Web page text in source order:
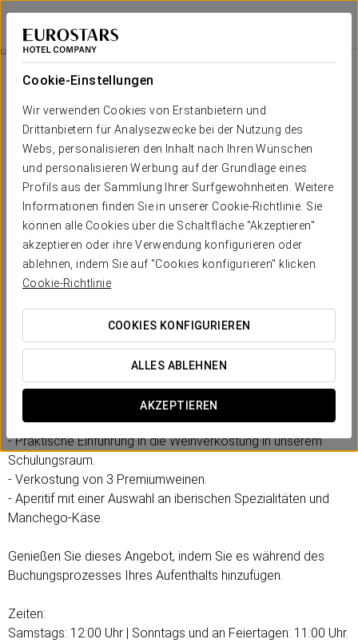
Cookie-Einstellungen
Wir verwenden Cookies von Erstanbietern und
Drittanbietern für Analysezwecke bei der Nutzung des
Webs, personalisieren den Inhalt nach Ihren Wünschen
und personalisieren Werbung auf der Grundlage eines
Profils aus der Sammlung Ihrer Surfgewohnheiten. Weitere
Informationen finden Sie in unserer Cookie-Richtlinie. Sie
können alle Cookies über die Schaltfläche "Akzeptieren"
akzeptieren oder ihre Verwendung konfigurieren oder
ablehnen, indem Sie auf "Cookies konfigurieren" klicken.
Cookie-Richtlinie
COOKIES KONFIGURIEREN
ALLES ABLEHNEN
AKZEPTIEREN
Eurostars Palacio Buenavista
TOLEDO
Besuch Der Bodegas Y Viñedos Casa Del Valle
20 € pro Person
Besuch der Bodegas y Viñedos Casa
del Valle
Besuchen Sie ein authentisches Weingut und genießen Sie
einige der exquisitesten Weine der Welt der Önologie.
Inklusive:
- Geführte Besichtigung des authentischen Weinbergs, des
Weinguts und des beeindruckenden Fasskellers.
- Praktische Einführung in die Weinverkostung in unserem
Schulungsraum.
- Verkostung von 3 Premiumweinen.
- Aperitif mit einer Auswahl an iberischen Spezialitäten und
Manchego-Käse.
Genießen Sie dieses Angebot, indem Sie es während des
Buchungsprozesses Ihres Aufenthalts hinzufügen.
Zeiten:
Samstags: 12:00 Uhr | Sonntags und an Feiertagen: 11:00 Uhr.